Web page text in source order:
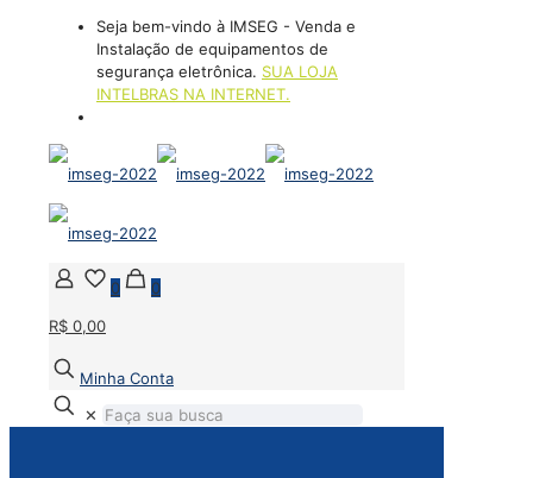
Seja bem-vindo à IMSEG - Venda e
Instalação de equipamentos de
segurança eletrônica. SUA LOJA
INTELBRAS NA INTERNET.
0
0
R$ 0,00
Minha Conta
✕